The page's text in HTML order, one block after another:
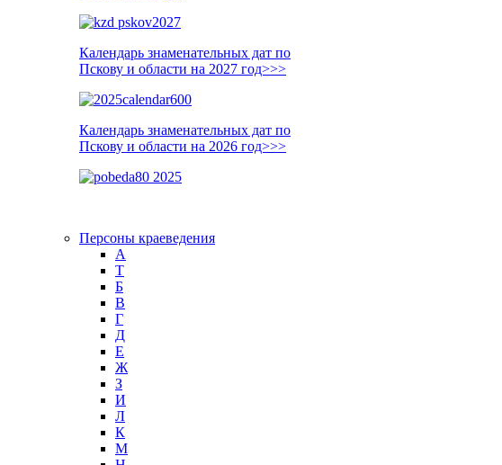
Календарь знаменательных дат по
Пскову и области на 2027 год>>>
Календарь знаменательных дат по
Пскову и области на 2026 год>>>
Персоны краеведения
А
T
Б
В
Г
Д
Е
Ж
З
И
Л
К
М